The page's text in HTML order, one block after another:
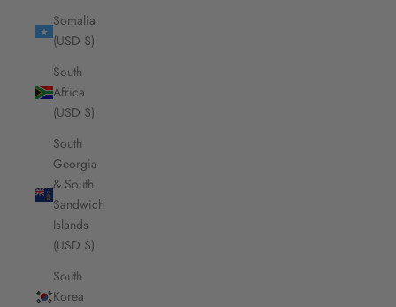
Somalia
(USD $)
South
Africa
(USD $)
South
Georgia
& South
Sandwich
Islands
(USD $)
South
Korea